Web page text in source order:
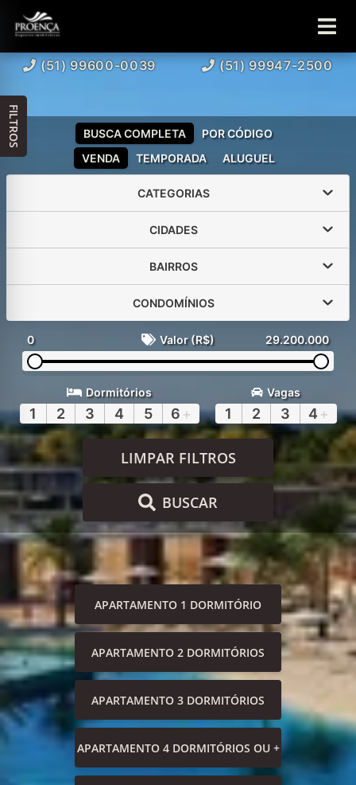
(51) 99600-0039 (51) 99947-2500
VENDA TEMPORADA ALUGUEL
BUSCA COMPLETA POR CÓDIGO
CATEGORIAS
CIDADES
BAIRROS
CONDOMÍNIOS
0 Valor (R$) 29.200.000
Dormitórios
1 2 3 4 5 6 +
Vagas
1 2 3 4 +
LIMPAR FILTROS
BUSCAR
APARTAMENTO 1 DORMITÓRIO
APARTAMENTO 2 DORMITÓRIOS
APARTAMENTO 3 DORMITÓRIOS
APARTAMENTO 4 DORMITÓRIOS OU +
FILTROS